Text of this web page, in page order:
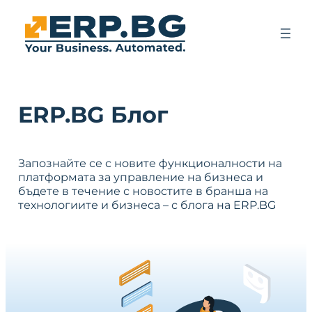
ERP.BG Блог
Запознайте се с новите функционалности на
платформата за управление на бизнеса и
бъдете в течение с новостите в бранша на
технологиите и бизнеса – с блога на ERP.BG